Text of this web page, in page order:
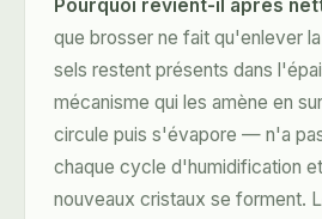
Pourquoi revient-il après
que brosser ne fait qu'enlever
sels restent présents dans
mécanisme qui les amène en
circule puis s'évapore — n'a
chaque cycle d'humidification
nouveaux cristaux se forment.